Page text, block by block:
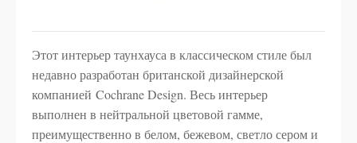
Этот интерьер таунхауса в классическом стиле был
недавно разработан британской дизайнерской
компанией Cochrane Design. Весь интерьер
выполнен в нейтральной цветовой гамме,
преимущественно в белом, бежевом, светло сером и